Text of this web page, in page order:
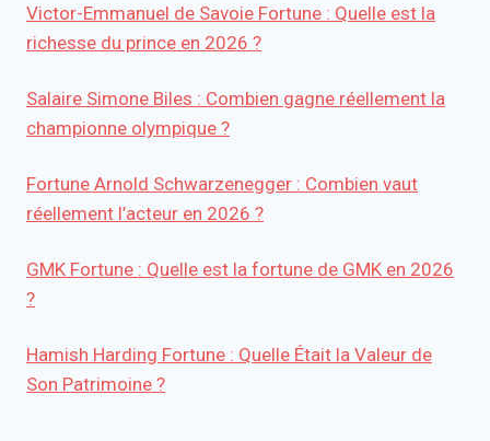
Victor-Emmanuel de Savoie Fortune : Quelle est la
richesse du prince en 2026 ?
Salaire Simone Biles : Combien gagne réellement la
championne olympique ?
Fortune Arnold Schwarzenegger : Combien vaut
réellement l’acteur en 2026 ?
GMK Fortune : Quelle est la fortune de GMK en 2026
?
Hamish Harding Fortune : Quelle Était la Valeur de
Son Patrimoine ?